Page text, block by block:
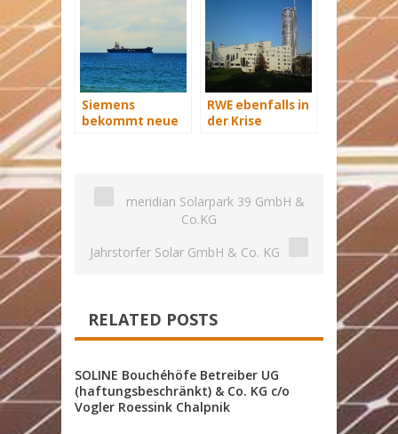
Siemens
bekommt neue
RWE ebenfalls in
der Krise
meridian Solarpark 39 GmbH &
Co.KG
Jahrstorfer Solar GmbH & Co. KG
RELATED POSTS
SOLINE Bouchéhöfe Betreiber UG
(haftungsbeschränkt) & Co. KG c/o
Vogler Roessink Chalpnik